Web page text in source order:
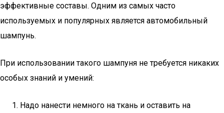
эффективные составы. Одним из самых часто
используемых и популярных является автомобильный
шампунь.
При использовании такого шампуня не требуется никаких
особых знаний и умений:
Надо нанести немного на ткань и оставить на